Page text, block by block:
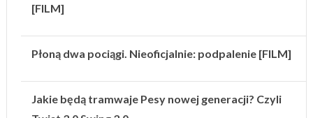
[FILM]
Płoną dwa pociągi. Nieoficjalnie: podpalenie [FILM]
Jakie będą tramwaje Pesy nowej generacji? Czyli